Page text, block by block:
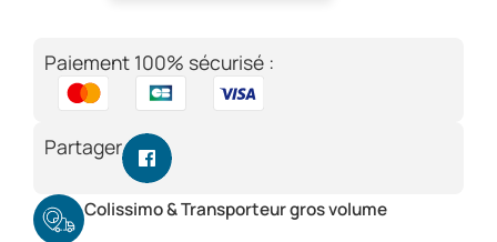
Paiement 100% sécurisé :
Partager
Colissimo & Transporteur gros volume